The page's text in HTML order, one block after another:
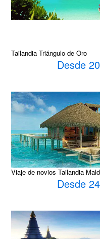
Tailandia Triángulo de Oro
Desde
Viaje de novios Tailandia
Desde